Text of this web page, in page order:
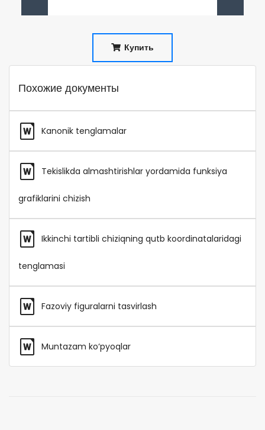
Купить
Похожие документы
Kanonik tenglamalar
Tekislikda almashtirishlar yordamida funksiya
grafiklarini chizish
Ikkinchi tartibli chiziqning qutb koordinatalaridagi
tenglamasi
Fazoviy figuralarni tasvirlash
Muntazam ko‘pyoqlar